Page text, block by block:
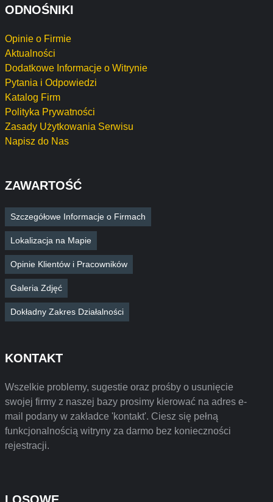
ODNOŚNIKI
Opinie o Firmie
Aktualności
Dodatkowe Informacje o Witrynie
Pytania i Odpowiedzi
Katalog Firm
Polityka Prywatności
Zasady Użytkowania Serwisu
Napisz do Nas
ZAWARTOŚĆ
Szczegółowe Informacje o Firmach
Lokalizacja na Mapie
Opinie Klientów i Pracowników
Galeria Zdjęć
Dokładny Zakres Działalności
KONTAKT
Wszelkie problemy, sugestie oraz prośby o usunięcie
swojej firmy z naszej bazy prosimy kierować na adres e-
mail podany w zakładce 'kontakt'. Ciesz się pełną
funkcjonalnością witryny za darmo bez konieczności
rejestracji.